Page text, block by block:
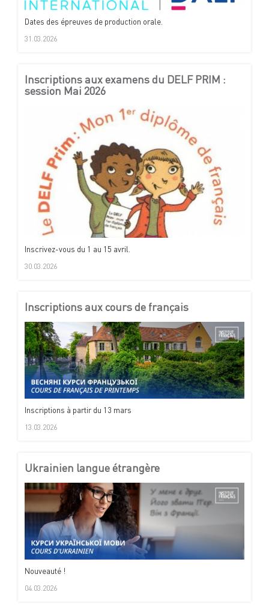
Dates des épreuves de production orale.
31.03.2026
Inscriptions aux examens du DELF PRIM :
session Mai 2026
Inscrivez-vous du 1 au 15 avril.
30.03.2026
Inscriptions aux cours de français
Inscriptions à partir du 13 mars
13.03.2026
Ukrainien langue étrangère
Nouveauté !
04.03.2026